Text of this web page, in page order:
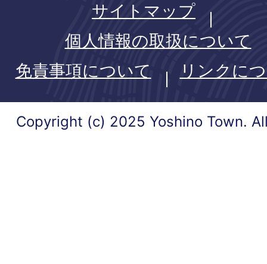
サイトマップ
個人情報の取扱について
免責事項について
リンクに
Copyright (c) 2025 Yoshino Town.